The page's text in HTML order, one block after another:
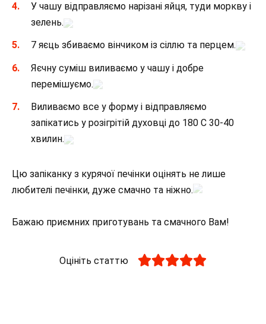
У чашу відправляємо нарізані яйця, туди моркву і
зелень.
7 яєць збиваємо вінчиком із сіллю та перцем.
Яєчну суміш виливаємо у чашу і добре
перемішуємо.
Виливаємо все у форму і відправляємо
запікатись у розігрітій духовці до 180 С 30-40
хвилин.
Цю запіканку з курячої печінки оцінять не лише
любителі печінки, дуже смачно та ніжно.
Бажаю приємних приготувань та смачного Вам!
Оцініть статтю